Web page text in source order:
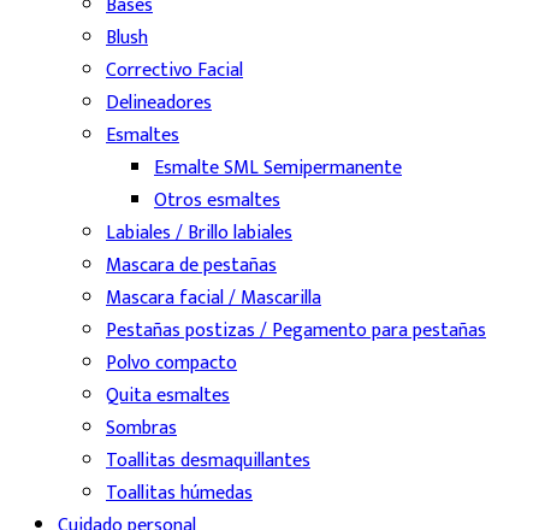
Blush
Correctivo Facial
Delineadores
Esmaltes
Esmalte SML Semipermanente
Otros esmaltes
Labiales / Brillo labiales
Mascara de pestañas
Mascara facial / Mascarilla
Pestañas postizas / Pegamento para pestañas
Polvo compacto
Quita esmaltes
Sombras
Toallitas desmaquillantes
Toallitas húmedas